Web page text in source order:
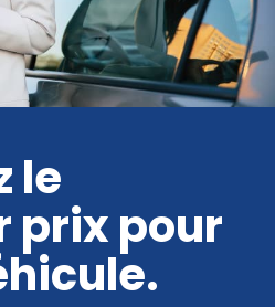
le
prix pour